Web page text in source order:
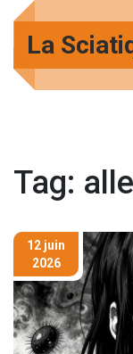
La
Tag:
12 juin
2026